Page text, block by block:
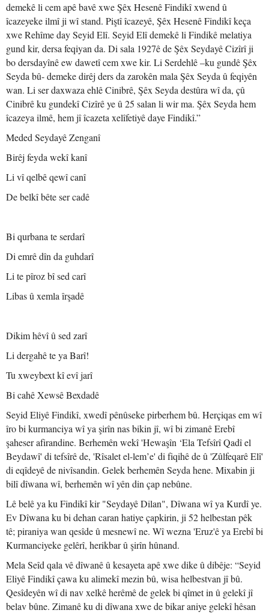
demekê li cem apê bavê xwe Şêx Hesenê Findikî xwend û
îcazeyeke ilmî ji wî stand. Piştî îcazeyê, Şêx Hesenê Findikî keça
xwe Rehîme day Seyid Elî. Seyid Elî demekê li Findikê melatiya
gund kir, dersa feqiyan da. Di sala 1927ê de Şêx Seydayê Cizîrî ji
bo dersdayînê ew dawetî cem xwe kir. Li Serdehlê –ku gundê Şêx
Seyda bû- demeke dirêj ders da zarokên mala Şêx Seyda û feqiyên
wan. Li ser daxwaza ehlê Cinibrê, Şêx Seyda destûra wî da, çû
Cinibrê ku gundekî Cizîrê ye û 25 salan li wir ma. Şêx Seyda hem
îcazeya ilmê, hem jî îcazeta xelîfetiyê daye Findikî.”
Meded Seydayê Zenganî
Birêj feyda wekî kanî
Li vî qelbê qewî canî
De belkî bête ser cadê
Bi qurbana te serdarî
Di emrê dîn da guhdarî
Li te pîroz bî sed carî
Libas û xemla îrşadê
Dikim hêvî û sed zarî
Li dergahê te ya Barî!
Tu xweybext kî evî jarî
Bi cahê Xewsê Bexdadê
Seyid Eliyê Findikî, xwedî pênûseke pirberhem bû. Herçiqas em wî
îro bi kurmanciya wî ya şirîn nas bikin jî, wî bi zimanê Erebî
şaheser afirandine. Berhemên wekî 'Hewaşîn ‘Ela Tefsîrî Qadî el
Beydawî' di tefsîrê de, 'Rîsalet el-lem’e' di fiqihê de û 'Zûlfeqarê Elî'
di eqîdeyê de nivîsandin. Gelek berhemên Seyda hene. Mixabin ji
bilî dîwana wî, berhemên wî yên din çap nebûne.
Lê belê ya ku Findikî kir "Seydayê Dilan", Dîwana wî ya Kurdî ye.
Ev Dîwana ku bi dehan caran hatiye çapkirin, ji 52 helbestan pêk
tê; piraniya wan qesîde û mesnewî ne. Wî wezna 'Eruz'ê ya Erebî bi
Kurmanciyeke gelêrî, herikbar û şirîn hûnand.
Mela Seîd qala vê dîwanê û kesayeta apê xwe dike û dibêje: “Seyid
Eliyê Findikî çawa ku alimekî mezin bû, wisa helbestvan jî bû.
Qesîdeyên wî di nav xelkê herêmê de gelek bi qîmet in û gelekî jî
belav bûne. Zimanê ku di dîwana xwe de bikar aniye gelekî hêsan